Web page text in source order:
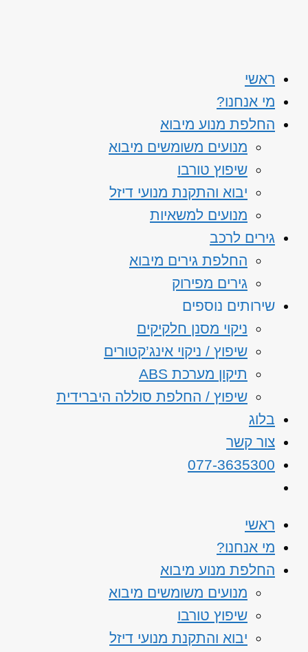
ראשי
מי אנחנו?
החלפת מנוע מיבוא
מנועים משומשים מיבוא
שיפוץ טורבו
יבוא והתקנת מנועי דיזל
מנועים למשאיות
גירים לרכב
החלפת גירים מיבוא
גירים מפירוק
שירותים נוספים
ניקוי מסנן חלקיקים
שיפוץ / ניקוי אינג’קטורים
תיקון מערכת ABS
שיפוץ / החלפת סוללה היברידית
בלוג
צור קשר
077-3635300
ראשי
מי אנחנו?
החלפת מנוע מיבוא
מנועים משומשים מיבוא
שיפוץ טורבו
יבוא והתקנת מנועי דיזל